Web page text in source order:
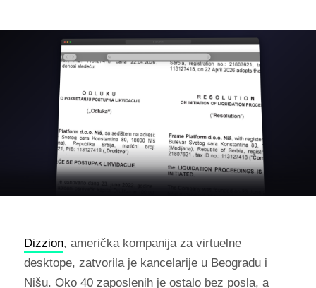
Dizzion, američka kompanija za virtuelne
desktope, zatvorila je kancelarije u Beogradu i
Nišu. Oko 40 zaposlenih je ostalo bez posla, a